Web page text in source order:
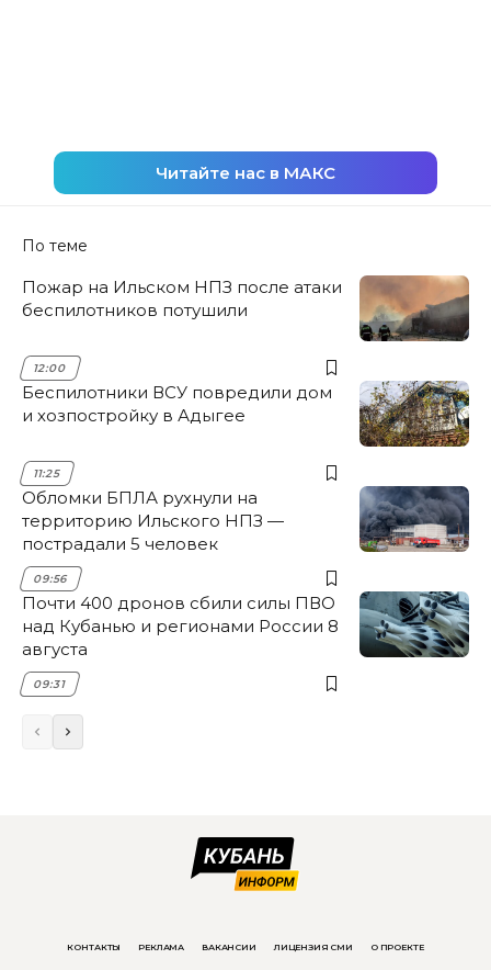
Читайте нас в МАКС
По теме
Пожар на Ильском НПЗ после атаки
беспилотников потушили
12:00
Беспилотники ВСУ повредили дом
и хозпостройку в Адыгее
11:25
Обломки БПЛА рухнули на
территорию Ильского НПЗ —
пострадали 5 человек
09:56
Почти 400 дронов сбили силы ПВО
над Кубанью и регионами России 8
августа
09:31
КОНТАКТЫ РЕКЛАМА ВАКАНСИИ ЛИЦЕНЗИЯ СМИ О ПРОЕКТЕ